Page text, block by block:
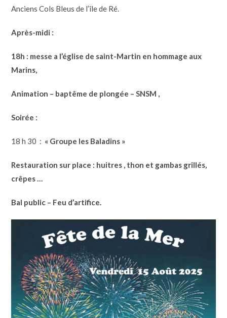
Anciens Cols Bleus de l’île de Ré.
Après-midi :
18h : messe a l’église de saint-Martin en hommage aux
Marins,
Animation – baptême de plongée – SNSM ,
Soirée :
18 h 30 : « Groupe les Baladins »
Restauration sur place : huitres , thon et gambas grillés,
crêpes …
Bal public – Feu d’artifice.